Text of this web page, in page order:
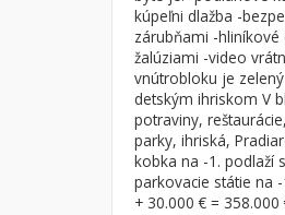
1-izbové
2-izbové
3-izbové
4 a viac izbové byty
kúpeľni dlažba -
zárubňami -
žalúziami -video
vnútrobloku je
detským ihriskom V
potraviny,
parky, ihriská,
kobka na -1. podlaží
parkovacie státie na
+ 30.000 € =